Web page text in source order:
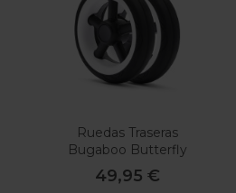
Ruedas Traseras
Bugaboo Butterfly
49,95 €